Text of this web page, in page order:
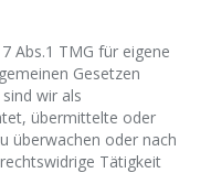
Abs.1 TMG für eigene
Gesetzen
wir als
übermittelte oder
überwachen oder nach
Tätigkeit